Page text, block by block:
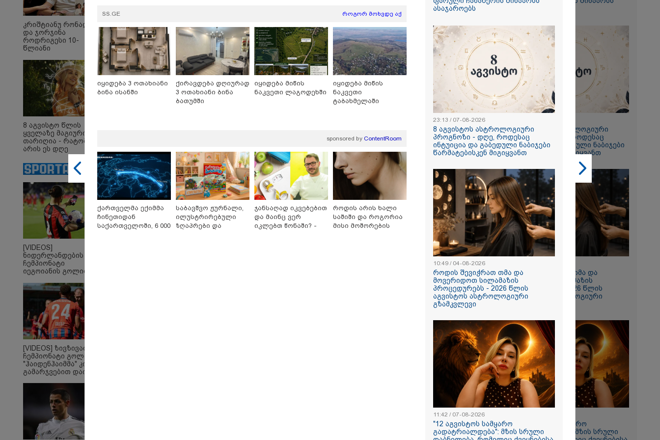
18:11 / 08-08-2026
"ფოტოსურათი,
რომელზეც ახლა
ვისაუბრებ, ნია იმნაძის
ერთ-ერთმა მეგობარმა
გამომიგზავნა..." - ეკა
კუპატაძე
17:01 / 08-08-2026
"პროკურატურის მიერ გია
ბარამიძის მიმართ
დაწყებულ საქმეს მინდა
გამოვეხმაურო" - იაგო
ხვიჩია განცხადებას
ავრცელებს
მობილიზებულია
პოლიცია და სამაშველო"
- რას წერს და რა
კადრებს აქვეყნებს
თათია ნიკოლაშვილი?
15:58 / 08-08-2026
"ახლა მე ერთი
წინადადება რომ ვთქვა,
ის გახდის ნათელს, თუ
რატომ იყო ნია იმნაძე
წამქეზებელი, ნია
იმნაძისგან გამოსული
ინფორმაციაა ეს... მას
მაქსიმალური სასჯელი
მიესჯება " - ეკა კუპატაძე
კატეგორიის ყველა სიახლე
ვისაუბრებ, ნია იმნაძის
ერთ-ერთმა მეგობარმა
გამომიგზავნა..." - ეკა
რას აცხადებს ირაკლი
8 აგვისტოს ასტროლოგიური
პროგნოზი - დღე, როდესაც
ინტუიცია და გაბედული ნაბიჯები
წარმატებისკენ მიგიყვანთ
როდის შევიჭრათ თმა და
მოვერიდოთ სილამაზის
პროცედურებს - 2026 წლის
აგვისტოს ასტროლოგიური
"12 აგვისტოს სამყარო
გადატრიალდება": მზის სრული
კრიშტიანუ რონალდუ
და ჯორჯინა
როდრიგესი 10-
წლიანი
შემდეგ
ქორწინდებიან -
ქორწილის პირველი
დეტალები
8 აგვისტო წლის
ყველაზე მაგიური
თარიღია - რატომ
არის ეს დღე
მნიშვნელოვანი და
რა უნდა ვიცოდეთ?
[VIDEOS]
ნიდერლანდების
ჩემპიონატი
იეგოიანის გოლით
MVP გახდა
[VIDEOS] ზივზივაძემ
ჩემპიონატი გოლით,
"ჰაიდენჰაიმმა" კი
გამარჯვებით დაიწყო
SS.GE როგორ მოხვდე აქ
იყიდება 3 ოთახიანი
ბინა ისანში
ქირავდება დღიურად
3 ოთახიანი ბინა
ბათუმში
იყიდება მიწის
ნაკვეთი ლაგოდეხში
იყიდება მიწის
ნაკვეთი
ტაბახმელაში
sponsored by ContentRoom
ქართველმა ექიმმა
ჩინეთიდან
საქართველოში, 6 000
საბავშვო ჟურნალი,
ილუსტრირებული
ზღაპრები და
ჯანსაღად იკვებებით
და მაინც ვერ
იკლებთ წონაში? -
როდის არის ხალი
საშიში და როგორია
მისი მოშორების
ასაჯაროებს
23:13 / 07-08-2026
8 აგვისტოს ასტროლოგიური
პროგნოზი - დღე, როდესაც
ინტუიცია და გაბედული ნაბიჯები
წარმატებისკენ მიგიყვანთ
10:49 / 04-08-2026
როდის შევიჭრათ თმა და
მოვერიდოთ სილამაზის
პროცედურებს - 2026 წლის
აგვისტოს ასტროლოგიური
გზამკვლევი
11:42 / 07-08-2026
"12 აგვისტოს სამყარო
გადატრიალდება": მზის სრული